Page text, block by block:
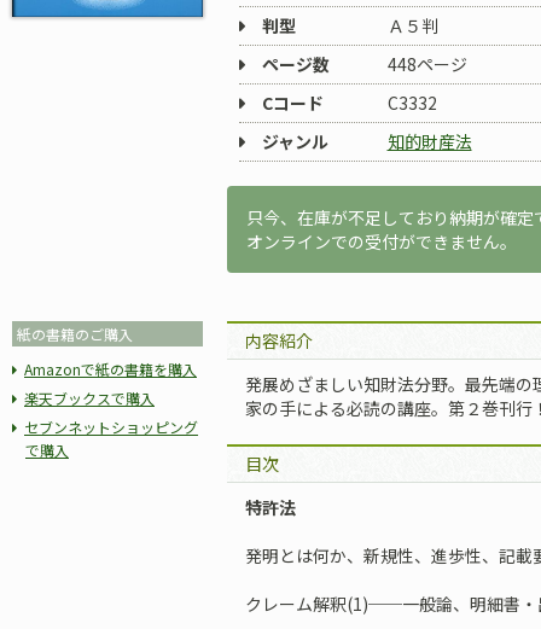
判型
Ａ５判
ページ数
448ページ
Cコード
C3332
ジャンル
知的財産法
只今、在庫が不足しており納期が確定
オンラインでの受付ができません。
紙の書籍のご購入
Amazonで紙の書籍を購入
楽天ブックスで購入
セブンネットショッピング
で購入
内容紹介
発展めざましい知財法分野。最先端
家の手による必読の講座。第２巻刊行
目次
特許法
発明とは何か、新規性、進歩性、記載
クレーム解釈(1)──一般論、明細書